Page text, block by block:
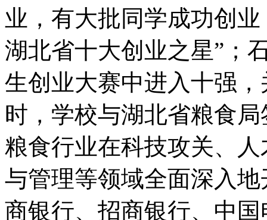
业，有大批同学成功创
湖北省十大创业之星”；
生创业大赛中进入十强
时，学校与湖北省粮食
粮食行业在科技攻关、
与管理等领域全面深入
商银行、招商银行、中